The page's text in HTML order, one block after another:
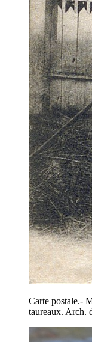
Carte postale.-
taureaux. Arch.